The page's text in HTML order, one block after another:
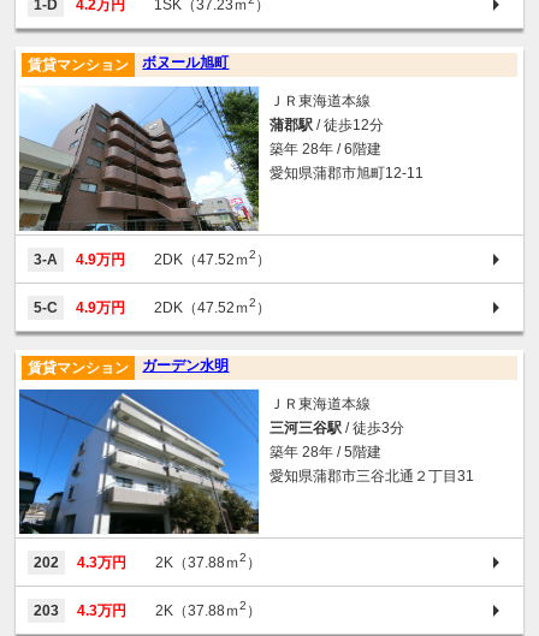
1-D 4.2万円 1SK（37.23ｍ ）
ボヌール旭町
賃貸マンション
ＪＲ東海道本線
蒲郡駅 / 徒歩12分
築年 28年 / 6階建
愛知県蒲郡市旭町12-11
3-A 4.9万円 2DK（47.52ｍ2 ）
5-C 4.9万円 2DK（47.52ｍ2 ）
ガーデン水明
賃貸マンション
ＪＲ東海道本線
三河三谷駅 / 徒歩3分
築年 28年 / 5階建
愛知県蒲郡市三谷北通２丁目31
202 4.3万円 2K（37.88ｍ2 ）
203 4.3万円 2K（37.88ｍ2 ）